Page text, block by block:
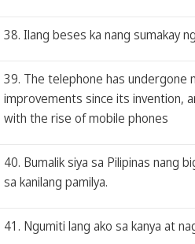
38. Ilang beses ka nang sumakay
39. The telephone has undergone
improvements since its invention,
with the rise of mobile phones
40. Bumalik siya sa Pilipinas nang
sa kanilang pamilya.
41. Ngumiti lang ako sa kanya at